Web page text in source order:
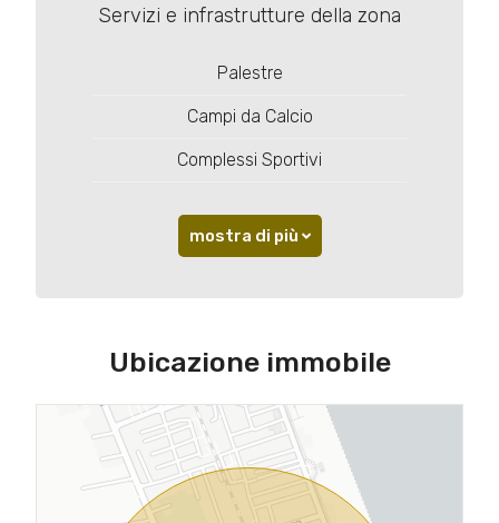
Servizi e infrastrutture della zona
Palestre
Campi da Calcio
Complessi Sportivi
mostra di più
Ubicazione immobile